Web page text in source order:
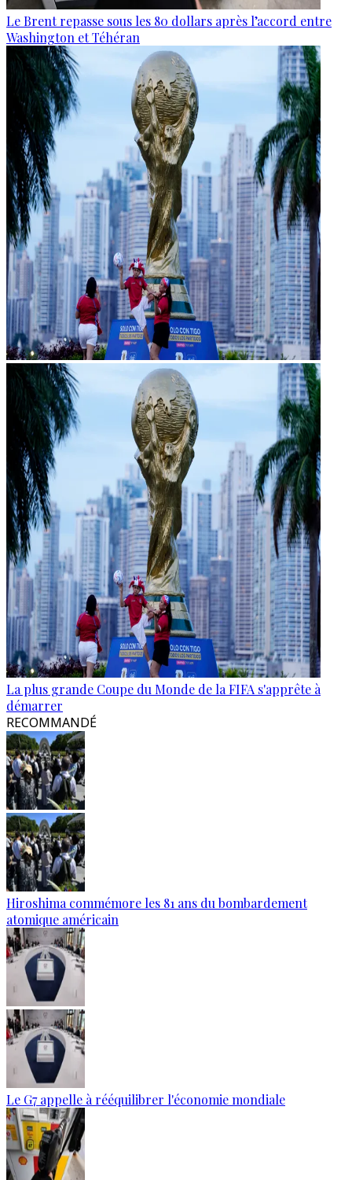
Le Brent repasse sous les 80 dollars après l’accord entre
Washington et Téhéran
La plus grande Coupe du Monde de la FIFA s'apprête à
démarrer
RECOMMANDÉ
Hiroshima commémore les 81 ans du bombardement
atomique américain
Le G7 appelle à rééquilibrer l'économie mondiale